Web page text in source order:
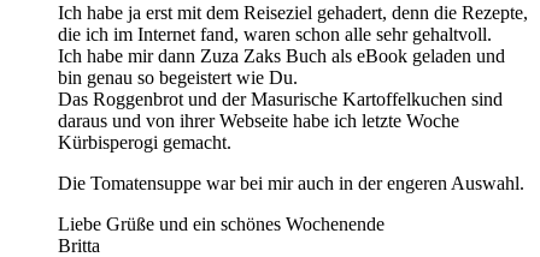
Ich habe ja erst mit dem Reiseziel gehadert, denn die Rezepte,
die ich im Internet fand, waren schon alle sehr gehaltvoll.
Ich habe mir dann Zuza Zaks Buch als eBook geladen und
bin genau so begeistert wie Du.
Das Roggenbrot und der Masurische Kartoffelkuchen sind
daraus und von ihrer Webseite habe ich letzte Woche
Kürbisperogi gemacht.
Die Tomatensuppe war bei mir auch in der engeren Auswahl.
Liebe Grüße und ein schönes Wochenende
Britta